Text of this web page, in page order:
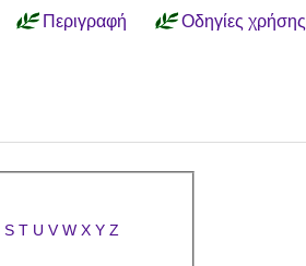
Περιγραφή Οδηγίες χρήσης
S T U V W X Y Z